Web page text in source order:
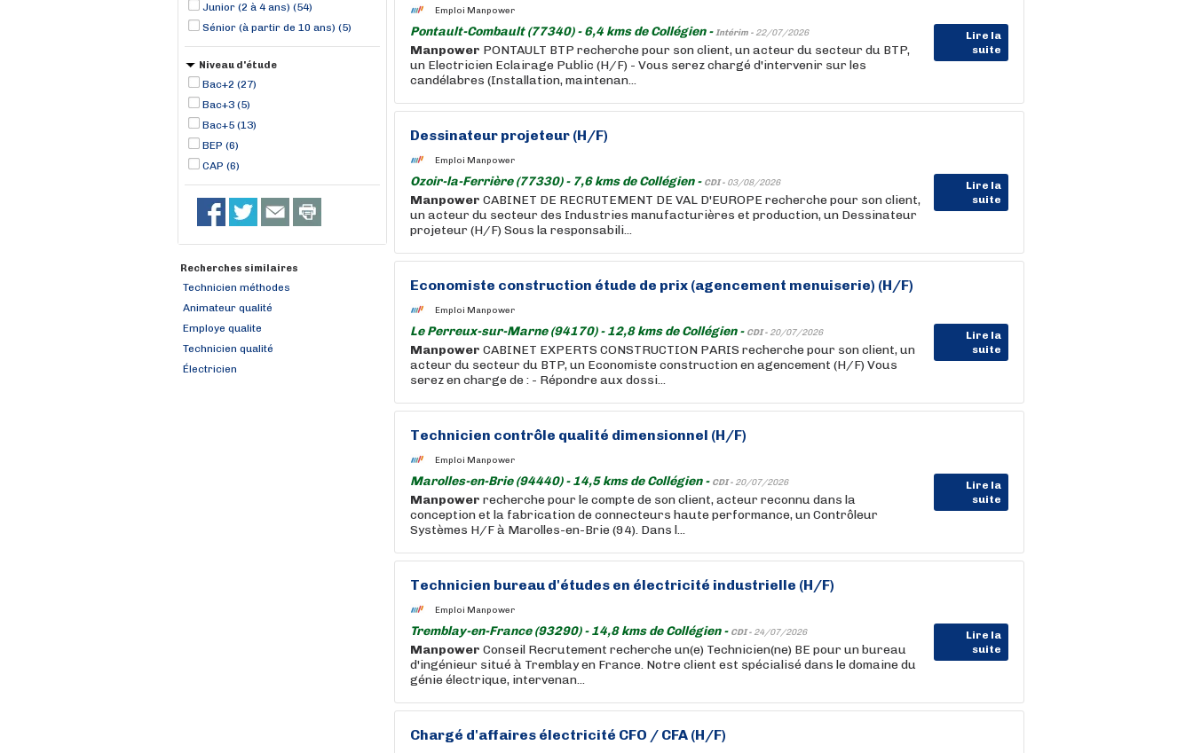
Junior (2 à 4 ans) (54)
Sénior (à partir de 10 ans) (5)
Niveau d'étude
Bac+2 (27)
Bac+3 (5)
Bac+5 (13)
BEP (6)
CAP (6)
Recherches similaires
Technicien méthodes
Animateur qualité
Employe qualite
Technicien qualité
Électricien
Emploi Manpower
Pontault-Combault (77340) - 6,4 kms de Collégien -Intérim - 22/07/2026
Lire la
suite
Manpower PONTAULT BTP recherche pour son client, un acteur du secteur du BTP,
un Electricien Eclairage Public (H/F) - Vous serez chargé d'intervenir sur les
candélabres (Installation, maintenan...
Dessinateur projeteur (H/F)
Emploi Manpower
Ozoir-la-Ferrière (77330) - 7,6 kms de Collégien - CDI - 03/08/2026
Lire la
suite
Manpower CABINET DE RECRUTEMENT DE VAL D'EUROPE recherche pour son client,
un acteur du secteur des Industries manufacturières et production, un Dessinateur
projeteur (H/F) Sous la responsabili...
Economiste construction étude de prix (agencement menuiserie) (H/F)
Emploi Manpower
Le Perreux-sur-Marne (94170) - 12,8 kms de Collégien - CDI - 20/07/2026
Lire la
suite
Manpower CABINET EXPERTS CONSTRUCTION PARIS recherche pour son client, un
acteur du secteur du BTP, un Economiste construction en agencement (H/F) Vous
serez en charge de : - Répondre aux dossi...
Technicien contrôle qualité dimensionnel (H/F)
Emploi Manpower
Marolles-en-Brie (94440) - 14,5 kms de Collégien - CDI - 20/07/2026
Lire la
suite
Manpower recherche pour le compte de son client, acteur reconnu dans la
conception et la fabrication de connecteurs haute performance, un Contrôleur
Systèmes H/F à Marolles-en-Brie (94). Dans l...
Technicien bureau d'études en électricité industrielle (H/F)
Emploi Manpower
Tremblay-en-France (93290) - 14,8 kms de Collégien - CDI - 24/07/2026
Lire la
suite
Manpower Conseil Recrutement recherche un(e) Technicien(ne) BE pour un bureau
d'ingénieur situé à Tremblay en France. Notre client est spécialisé dans le domaine du
génie électrique, intervenan...
Chargé d'affaires électricité CFO / CFA (H/F)